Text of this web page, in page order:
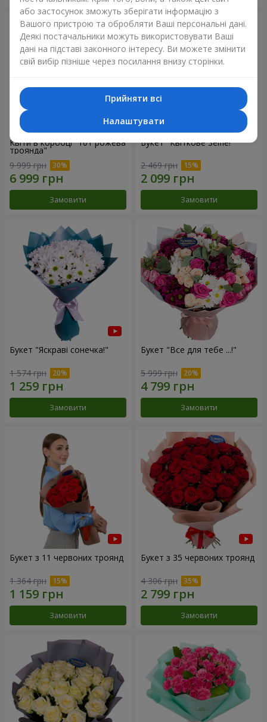
Квіти в коробці "101 рожева
троянда"
9 999 грн
Замовити
Букет "Квіткове Selfie!"
2 469 грн
Замовити
Букет "Яскраві сонечка!"
1 574 грн
Замовити
Букет "Все для тебе ...!"
5 999 грн
Замовити
Букет з 11 червоних троянд
1 364 грн
Замовити
Букет з 35 червоних троянд
4 306 грн
Замовити
або застосунок зможуть зберігати інформацію з
Вашого пристрою та обробляти Ваші персональні дані.
Деякі постачальники можуть використовувати Ваші
дані на підставі законного інтересу. Ви можете змінити
свій вибір пізніше через посилання внизу сторінки.
Прийняти всі
Налаштувати